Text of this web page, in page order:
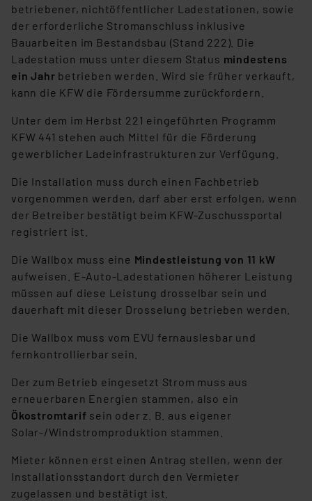
betriebener, nichtöffentlicher Ladestationen, sowie
der erforderliche Stromanschluss inklusive
Bauarbeiten im Bestandsbau (Stand 222). Die
Ladestation muss unter diesem Status mindestens
ein Jahr betrieben werden. Wird sie früher verkauft,
kann die KFW die Fördersumme zurückfordern.
Unter dem im Herbst 221 eingeführten Programm
KFW 441 stehen auch Mittel für die Förderung
gewerblicher Ladeinfrastrukturen zur Verfügung.
Die Installation muss durch einen Fachbetrieb
vorgenommen werden, darf aber erst erfolgen, wenn
der Betreiber bestätigt beim KFW-Zuschussportal
registriert ist.
Die Wallbox muss eine Mindestleistung von 11 kW
aufweisen. E-Auto-Ladestationen höherer Leistung
müssen auf diese Leistung drosselbar sein und
dauerhaft mit dieser Drosselung betrieben werden.
Die Wallbox muss vom EVU fernauslesbar und
fernkontrollierbar sein.
Der zum Betrieb eingesetzt Strom muss aus
erneuerbaren Energien stammen, also ein
Ökostromtarif sein oder z. B. aus eigener
Solar-/Windstromproduktion stammen.
Mieter können erst einen Antrag stellen, wenn der
Installationsstandort durch den Vermieter
zugelassen und bestätigt ist.